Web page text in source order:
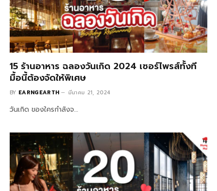
15 ร้านอาหาร ฉลองวันเกิด 2024 เซอร์ไพรส์ทั้งที
มื้อนี้ต้องจัดให้พิเศษ
BY EARNGEARTH มีนาคม 21, 2024
วันเกิด ของใครกำลังจ…